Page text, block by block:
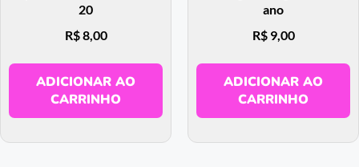
20
R$8,00
ADICIONAR AO
CARRINHO
ano
R$9,00
ADICIONAR AO
CARRINHO